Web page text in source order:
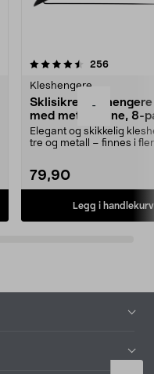
-
256
Kleshengere
Sklisikre
med metallpinne, 8-
Elegant og skikkelig
tre og metall – finnes i
79,90
Legg i handlekurv
4.5av 5 stjerner